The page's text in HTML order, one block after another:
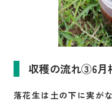
収穫の流れ③6月
落花生は土の下に実が